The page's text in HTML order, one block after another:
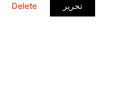
تحرير Delete